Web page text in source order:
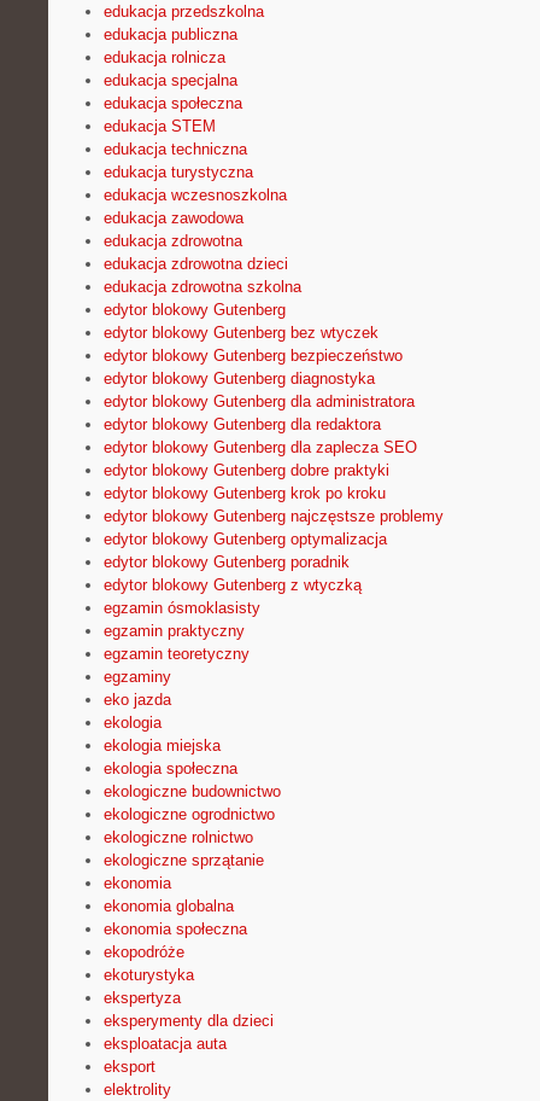
edukacja przedszkolna
edukacja publiczna
edukacja rolnicza
edukacja specjalna
edukacja społeczna
edukacja STEM
edukacja techniczna
edukacja turystyczna
edukacja wczesnoszkolna
edukacja zawodowa
edukacja zdrowotna
edukacja zdrowotna dzieci
edukacja zdrowotna szkolna
edytor blokowy Gutenberg
edytor blokowy Gutenberg bez wtyczek
edytor blokowy Gutenberg bezpieczeństwo
edytor blokowy Gutenberg diagnostyka
edytor blokowy Gutenberg dla administratora
edytor blokowy Gutenberg dla redaktora
edytor blokowy Gutenberg dla zaplecza SEO
edytor blokowy Gutenberg dobre praktyki
edytor blokowy Gutenberg krok po kroku
edytor blokowy Gutenberg najczęstsze problemy
edytor blokowy Gutenberg optymalizacja
edytor blokowy Gutenberg poradnik
edytor blokowy Gutenberg z wtyczką
egzamin ósmoklasisty
egzamin praktyczny
egzamin teoretyczny
egzaminy
eko jazda
ekologia
ekologia miejska
ekologia społeczna
ekologiczne budownictwo
ekologiczne ogrodnictwo
ekologiczne rolnictwo
ekologiczne sprzątanie
ekonomia
ekonomia globalna
ekonomia społeczna
ekopodróże
ekoturystyka
ekspertyza
eksperymenty dla dzieci
eksploatacja auta
eksport
elektrolity